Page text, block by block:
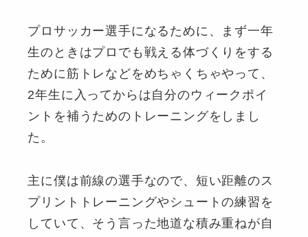
プロサッカー選手になるために、まず一年
生のときはプロでも戦える体づくりをする
ために筋トレなどをめちゃくちゃやって、
2年生に入ってからは自分のウィークポイ
ントを補うためのトレーニングをしまし
た。
主に僕は前線の選手なので、短い距離のス
プリントトレーニングやシュートの練習を
していて、そう言った地道な積み重ねが自